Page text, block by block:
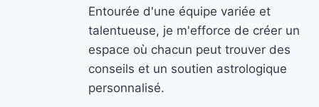
Entourée d'une équipe variée et
talentueuse, je m'efforce de créer un
espace où chacun peut trouver des
conseils et un soutien astrologique
personnalisé.